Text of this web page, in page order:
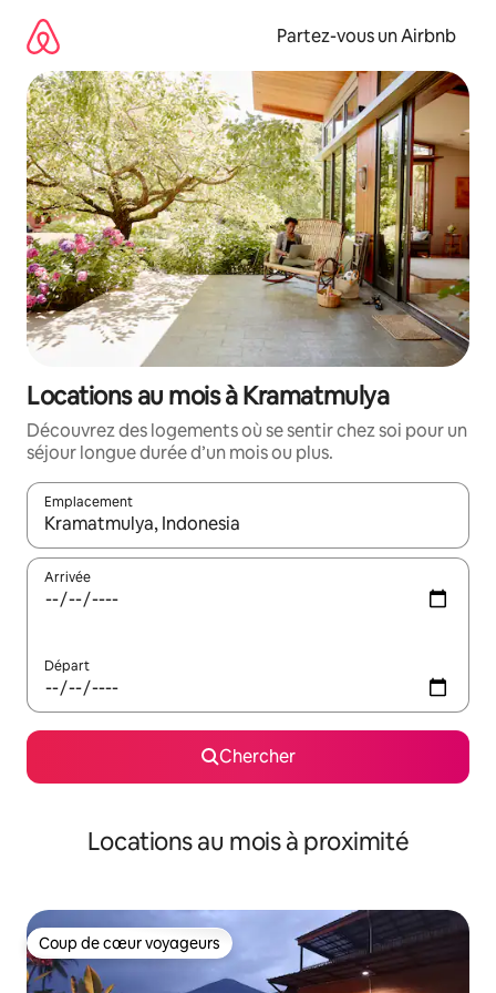
directement
contenu
Partez-vous un Airbnb
Locations au mois à Kramatmulya
Découvrez des logements où se sentir chez soi pour un
séjour longue durée d’un mois ou plus.
Emplacement
Quand les résultats sont affichés, parcourez-les en utilisant
Arrivée
Départ
Chercher
Locations au mois à proximité
Coup de cœur voyageurs
Coup de cœur voyageurs